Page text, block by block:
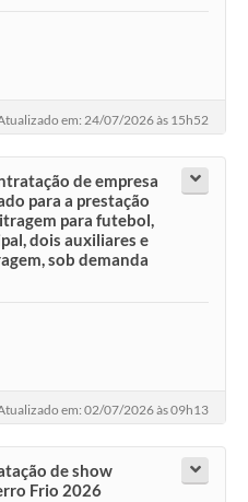
em: 24/07/2026 às 15h52
de empresa
para a prestação
para futebol,
dois auxiliares e
sob demanda
em: 02/07/2026 às 09h13
de show
Frio 2026